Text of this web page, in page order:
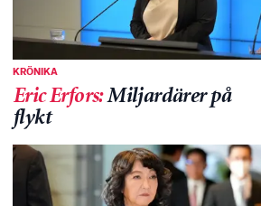
KRÖNIKA
Eric Erfors:Miljardärer på
flykt